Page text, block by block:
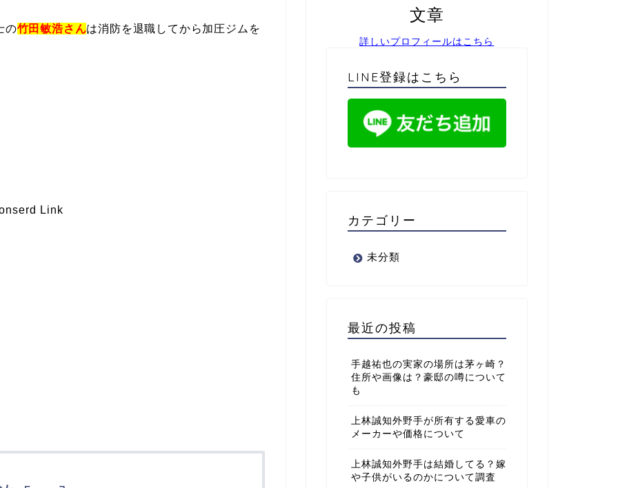
の竹田敏浩さんは消防を退職してから加圧ジムを
Link
文章
詳しいプロフィールはこちら
LINE登録はこちら
カテゴリー
未分類
最近の投稿
手越祐也の実家の場所は茅ヶ崎？
住所や画像は？豪邸の噂について
も
上林誠知外野手が所有する愛車の
メーカーや価格について
上林誠知外野手は結婚してる？嫁
や子供がいるのかについて調査